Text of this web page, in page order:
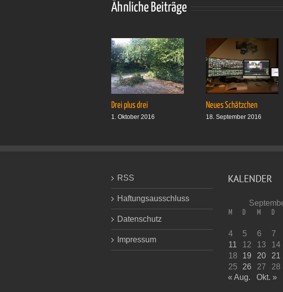
Ähnliche Beiträge
Drei plus drei
1. Oktober 2016
Neues Schätzchen
18. September 2016
RSS
Haftungsausschluss
Datenschutz
Impressum
KALENDER
M D M D
4
5 6 7
11
12 13 14
18
19 20 21
25
26 27 28
« Aug.
Okt. »